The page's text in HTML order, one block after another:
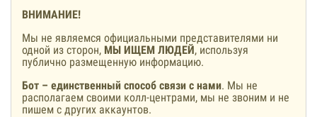
ВНИМАНИЕ!
Мы не являемся официальными представителями ни
одной из сторон, МЫ ИЩЕМ ЛЮДЕЙ, используя
публично размещенную информацию.
Бот – единственный способ связи с нами. Мы не
располагаем своими колл-центрами, мы не звоним и не
пишем с других аккаунтов.